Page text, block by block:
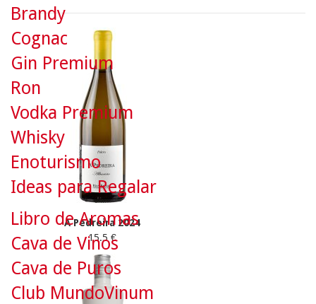
A Pedreira 2024
15.5 €
Brandy
Cognac
Gin Premium
Ron
Vodka Premium
Whisky
Enoturismo
Ideas para Regalar
Libro de Aromas
Cava de Vinos
Cava de Puros
Club MundoVinum